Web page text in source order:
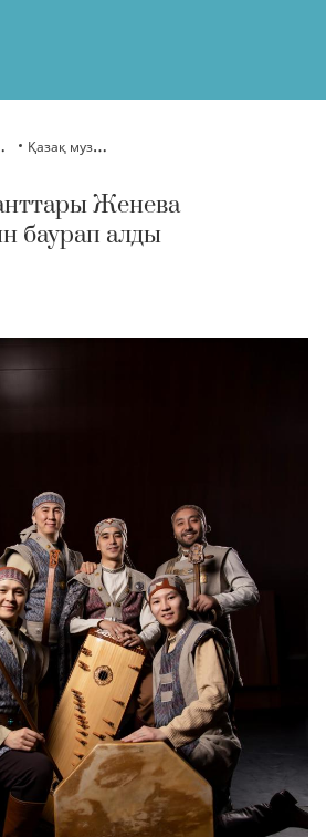
Қазақ музыканттары Женева жұртшылығын баурап алды
Женева
баурап алды